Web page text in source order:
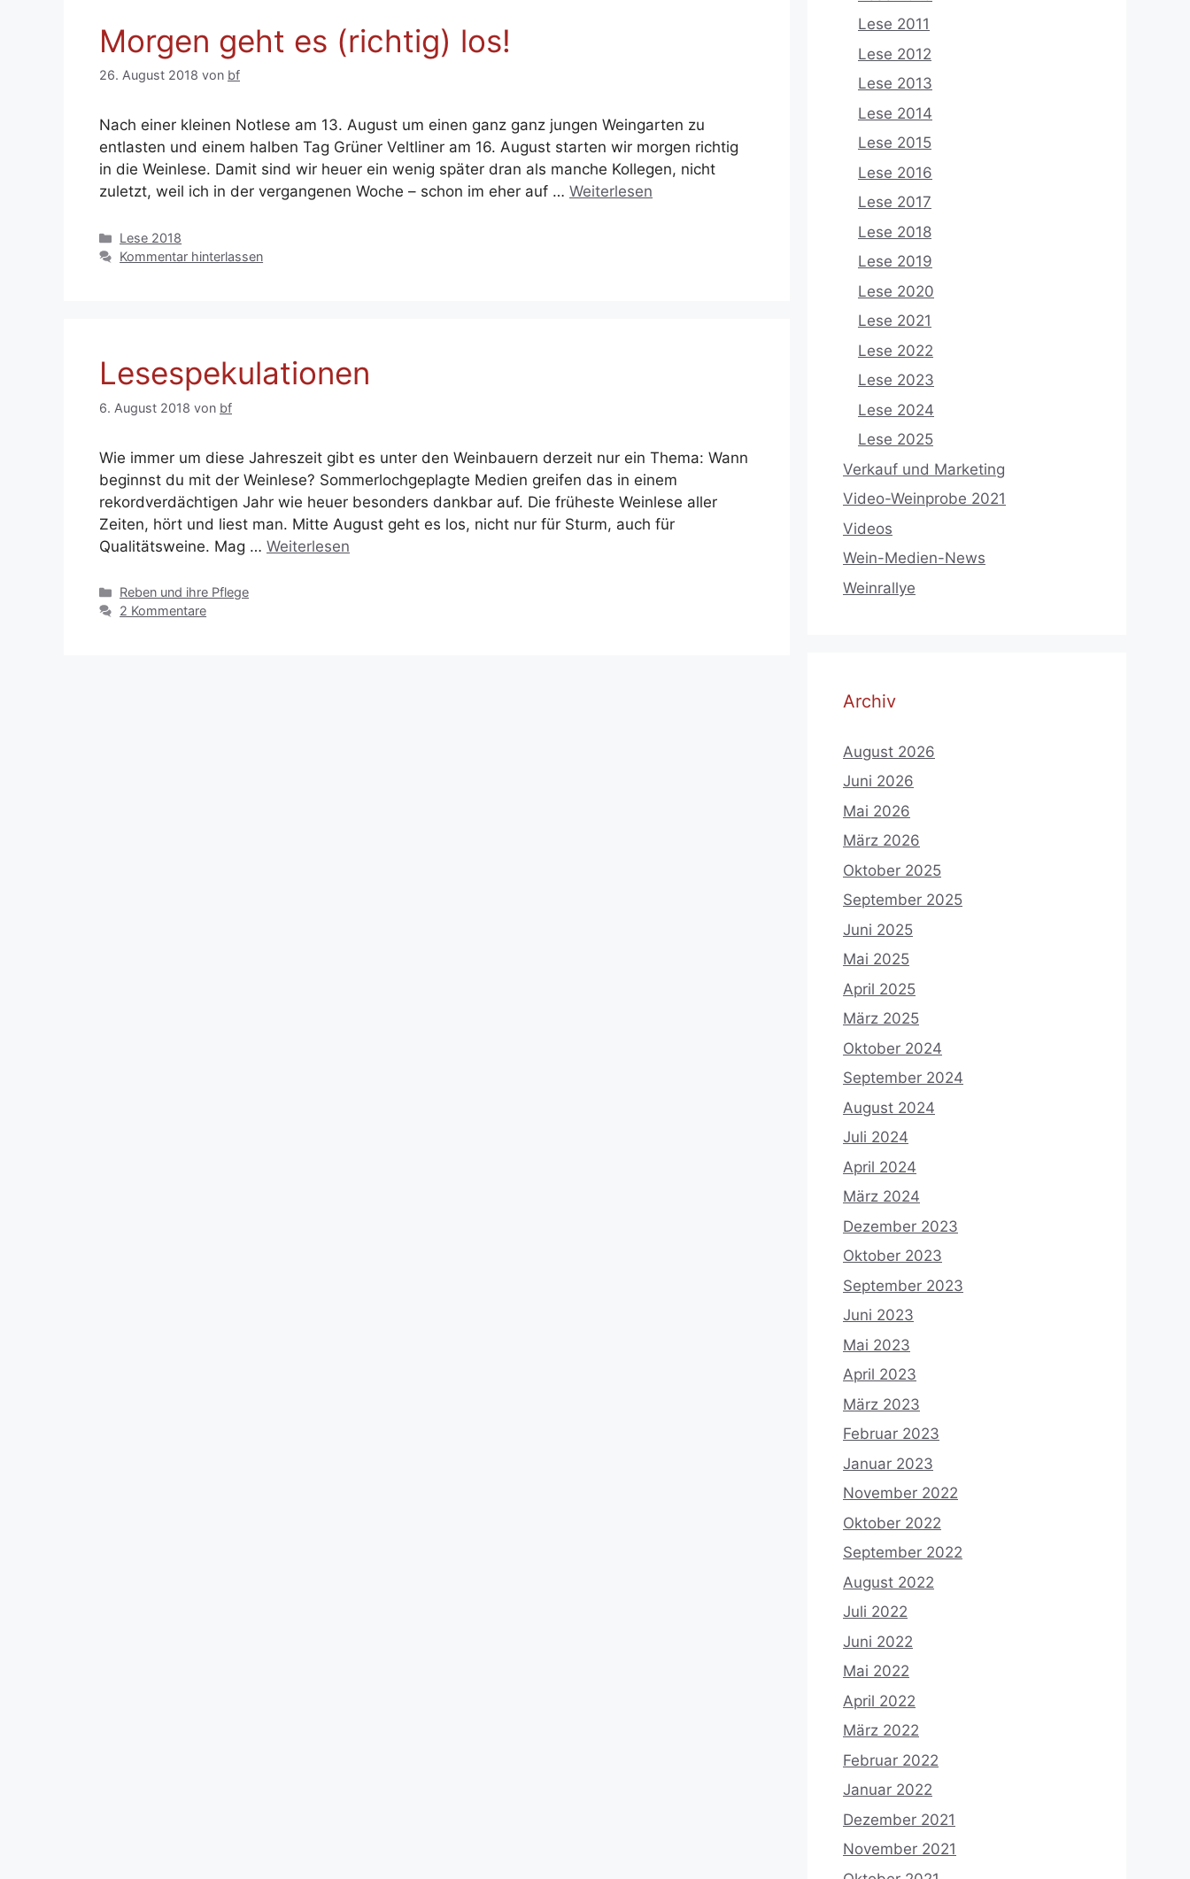
Morgen geht es (richtig) los!
26. August 2018 von bf
Nach einer kleinen Notlese am 13. August um einen ganz ganz jungen Weingarten zu
entlasten und einem halben Tag Grüner Veltliner am 16. August starten wir morgen richtig
in die Weinlese. Damit sind wir heuer ein wenig später dran als manche Kollegen, nicht
zuletzt, weil ich in der vergangenen Woche – schon im eher auf … Weiterlesen
Kategorien
Lese 2018
Kommentar hinterlassen
Lesespekulationen
6. August 2018 von bf
Wie immer um diese Jahreszeit gibt es unter den Weinbauern derzeit nur ein Thema: Wann
beginnst du mit der Weinlese? Sommerlochgeplagte Medien greifen das in einem
rekordverdächtigen Jahr wie heuer besonders dankbar auf. Die früheste Weinlese aller
Zeiten, hört und liest man. Mitte August geht es los, nicht nur für Sturm, auch für
Qualitätsweine. Mag … Weiterlesen
Kategorien
Reben und ihre Pflege
2 Kommentare
Lese 2011
Lese 2012
Lese 2013
Lese 2014
Lese 2015
Lese 2016
Lese 2017
Lese 2018
Lese 2019
Lese 2020
Lese 2021
Lese 2022
Lese 2023
Lese 2024
Lese 2025
Verkauf und Marketing
Video-Weinprobe 2021
Videos
Wein-Medien-News
Weinrallye
Archiv
August 2026
Juni 2026
Mai 2026
März 2026
Oktober 2025
September 2025
Juni 2025
Mai 2025
April 2025
März 2025
Oktober 2024
September 2024
August 2024
Juli 2024
April 2024
März 2024
Dezember 2023
Oktober 2023
September 2023
Juni 2023
Mai 2023
April 2023
März 2023
Februar 2023
Januar 2023
November 2022
Oktober 2022
September 2022
August 2022
Juli 2022
Juni 2022
Mai 2022
April 2022
März 2022
Februar 2022
Januar 2022
Dezember 2021
November 2021